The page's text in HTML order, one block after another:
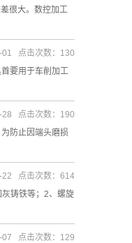
很大。数控加工
要用于车削加工
01 点击次数：130
防止因端头磨损
28 点击次数：190
铸铁等；2、螺旋
22 点击次数：614
07 点击次数：129